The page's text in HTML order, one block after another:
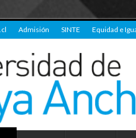
Admisión SINTE Equidad e